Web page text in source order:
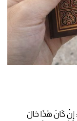
إِنْ كَانَ هٰذَا حَالَ